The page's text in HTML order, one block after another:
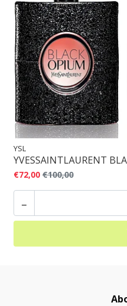
YSL
YVESSAINTLAURENT
€72,00 €100,00
-